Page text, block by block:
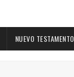
NUEVO TESTAMENTO